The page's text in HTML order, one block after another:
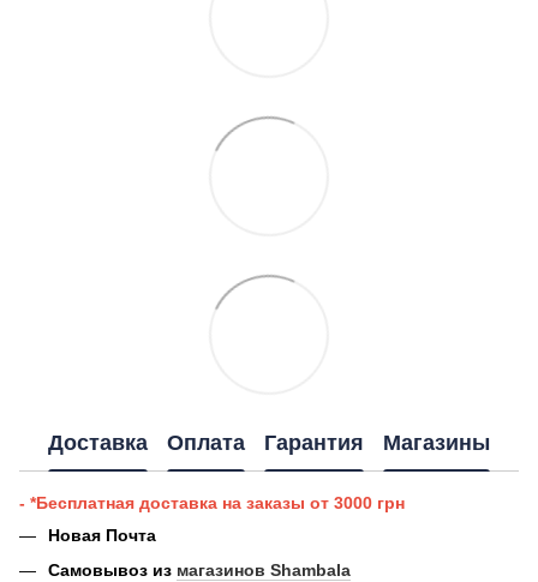
Доставка Оплата Гарантия Магазины
- *Бесплатная доставка на заказы от 3000 грн
Новая Почта
Самовывоз из магазинов Shambala